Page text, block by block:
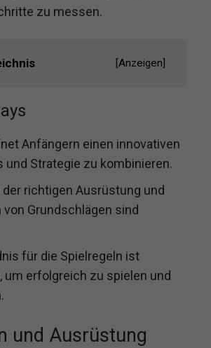
zu messen.
[Anzeigen]
Anfängern einen innovativen
und Strategie zu kombinieren.
der richtigen Ausrüstung und
von Grundschlägen sind
für die Spielregeln ist
um erfolgreich zu spielen und
und Ausrüstung